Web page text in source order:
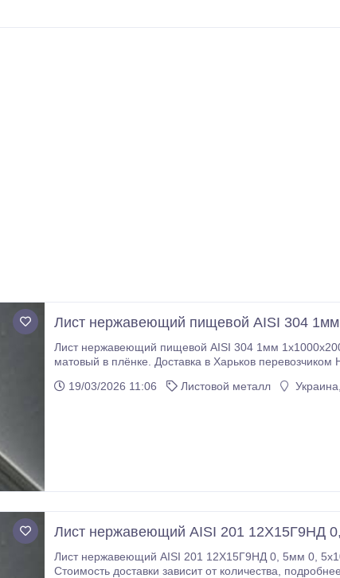
Лист нержавеющий пищевой AISI 304
Лист нержавеющий пищевой AISI 304 1мм
матовый в плёнке. Доставка в Харьков перевозчиком Ночной экспресс, который находится по адресу: пер. Ивановский 5. Срок
19/03/2026 11:06
Листовой металл
Лист нержавеющий AISI 201 12Х15Г9НД
Лист нержавеющий AISI 201 12Х15Г9НД 0, 5мм 0, 5х1000х2000мм матовый
Стоимость доставки зависит от количества, подробнее по телефону. Минимально возможное количество - 1 лист. Условия оплаты